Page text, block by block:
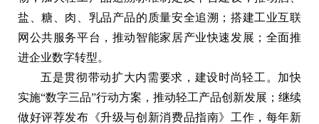
盐、糖、肉、乳品产品的质量安全追溯；搭建工业互联
网公共服务平台，推动智能家居产业快速发展；全面推
进企业数字转型。
五是贯彻带动扩大内需要求，建设时尚轻工。加快
实施“数字三品”行动方案，推动轻工产品创新发展；继续
做好评荐发布《升级与创新消费品指南》工作，每年新